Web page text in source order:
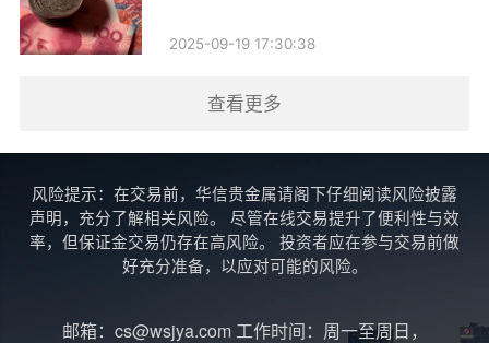
- 避险工具：在经济不稳定时，贵金属通常会被视为避
- 交易费用：即时交易通常会涉及交易费用和佣金，影
响投资收益。 - 市场操控：某些平台可能存在操控市场
价格的风险，投资者需要选择信誉良好的交易平台。
五、如何进行贵金属的即时买卖
2025-09-19 17:30:38
查看更多
风险提示：在交易前，华信贵金属请阁下仔细阅读风险披露
声明，充分了解相关风险。 尽管在线交易提升了便利性与效
率，但保证金交易仍存在高风险。 投资者应在参与交易前做
好充分准备，以应对可能的风险。
邮箱：cs@wsjya.com 工作时间：周一至周日，